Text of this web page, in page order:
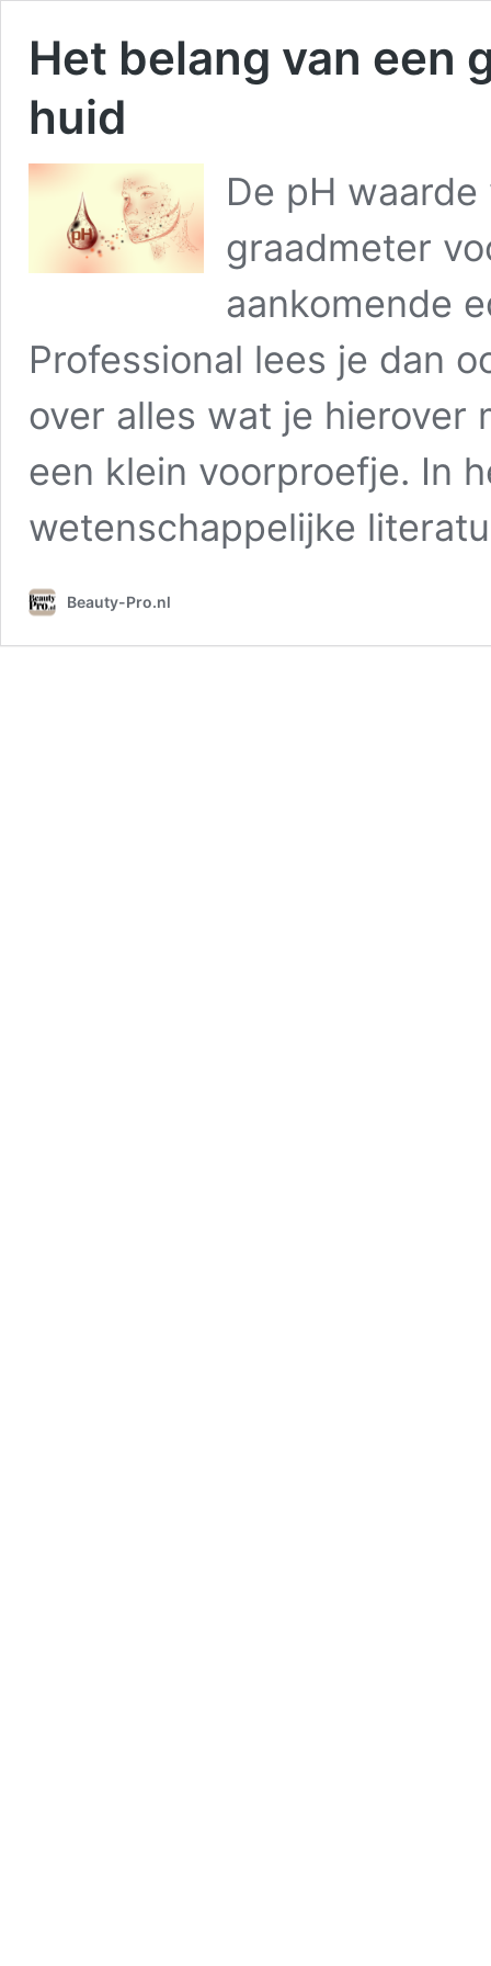
Het belang van een
huid
De pH
graadmeter
aankomende
Professional lees je dan
over alles wat je hierover
een klein voorproefje. In
wetenschappelijke
Beauty-Pro.nl